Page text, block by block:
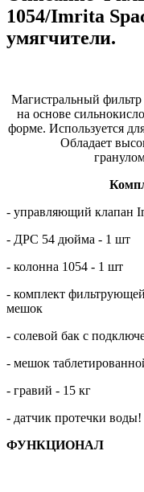
1054/Imrita
умягчители.
Магистральный
на основе
форме. Используется
Обладает
- управляющий клапан
- ДРС 54 дюйма - 1 шт
- колонна 1054 - 1 шт
- комплект фильтрующей
мешок
- солевой бак с
- мешок
- гравий - 15 кг
- датчик протечки воды!
ФУНКЦИОНАЛ